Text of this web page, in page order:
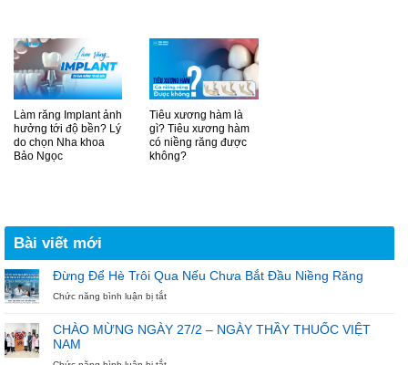
Làm răng Implant ảnh
hưởng tới độ bền? Lý
do chọn Nha khoa
Bảo Ngọc
Tiêu xương hàm là
gì? Tiêu xương hàm
có niềng răng được
không?
Bài viết mới
Đừng Để Hè Trôi Qua Nếu Chưa Bắt Đầu Niềng Răng
Chức năng bình luận bị tắtở
Hè
CHÀO MỪNG NGÀY 27/2 – NGÀY THẦY THUỐC VIỆT
NAM